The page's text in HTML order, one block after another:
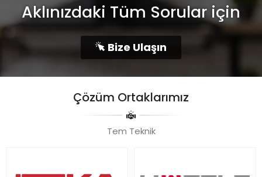
Aklınızdaki Tüm Sorular için
Bize Ulaşın
Çözüm Ortaklarımız
Tem Teknik